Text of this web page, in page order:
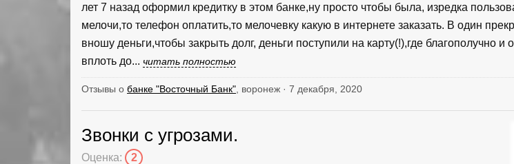
лет 7 назад оформил кредитку в этом банке,ну просто чтобы была, изредка
мелочи,то телефон оплатить,то мелочевку какую в интернете заказать. В один
вношу деньги,чтобы закрыть долг, деньги поступили на карту(!),где благополучно и
вплоть до... читать полностью
Отзывы о банке "Восточный Банк" , воронеж · 7 декабря, 2020
Звонки с угрозами.
Оценка: 2